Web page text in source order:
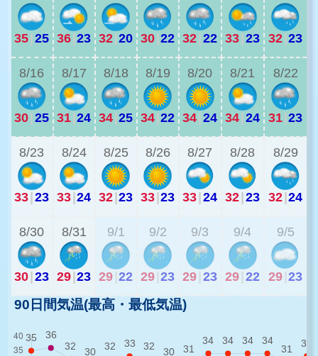
35|25 36|23 32|20 30|22 32|22 33|23 32|23
8/16
30|25
8/17
31|24
8/18
34|25
8/19
34|22
8/20
34|24
8/21
34|24
8/22
31|23
8/23
33|23
8/24
33|24
8/25
32|23
8/26
33|23
8/27
33|24
8/28
32|23
8/29
32|24
8/30
30|23
8/31
29|23
9/1
29 22
9/2
29 23
9/3
29 23
9/4
29 22
9/5
29 23
90日間気温(最高・最低気温)